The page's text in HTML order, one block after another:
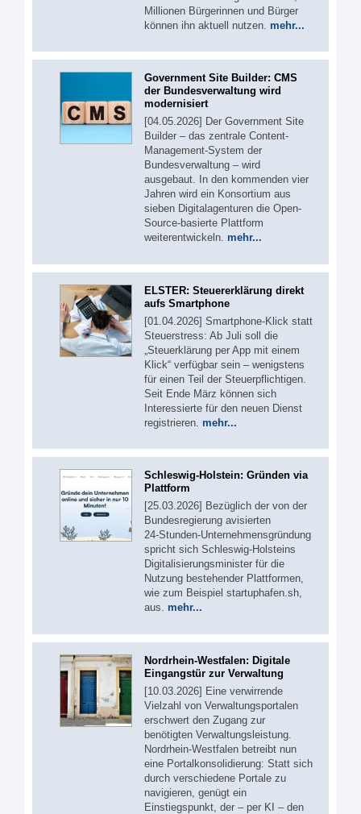
Millionen Bürgerinnen und Bürger
können ihn aktuell nutzen. mehr...
Government Site Builder: CMS
der Bundesverwaltung wird
modernisiert
[04.05.2026] Der Government Site
Builder – das zentrale Content-
Management-System der
Bundesverwaltung – wird
ausgebaut. In den kommenden vier
Jahren wird ein Konsortium aus
sieben Digitalagenturen die Open-
Source-basierte Plattform
weiterentwickeln. mehr...
ELSTER: Steuererklärung direkt
aufs Smartphone
[01.04.2026] Smartphone-Klick statt
Steuerstress: Ab Juli soll die
„Steuerklärung per App mit einem
Klick“ verfügbar sein – wenigstens
für einen Teil der Steuerpflichtigen.
Seit Ende März können sich
Interessierte für den neuen Dienst
registrieren. mehr...
Schleswig-Holstein: Gründen via
Plattform
[25.03.2026] Bezüglich der von der
Bundesregierung avisierten
24‑Stunden‑Unternehmensgründung
spricht sich Schleswig-Holsteins
Digitalisierungsminister für die
Nutzung bestehender Plattformen,
wie zum Beispiel startuphafen.sh,
aus. mehr...
Nordrhein-Westfalen: Digitale
Eingangstür zur Verwaltung
[10.03.2026] Eine verwirrende
Vielzahl von Verwaltungsportalen
erschwert den Zugang zur
benötigten Verwaltungsleistung.
Nordrhein-Westfalen betreibt nun
eine Portalkonsolidierung: Statt sich
durch verschiedene Portale zu
navigieren, genügt ein
Einstiegspunkt, der – per KI – den